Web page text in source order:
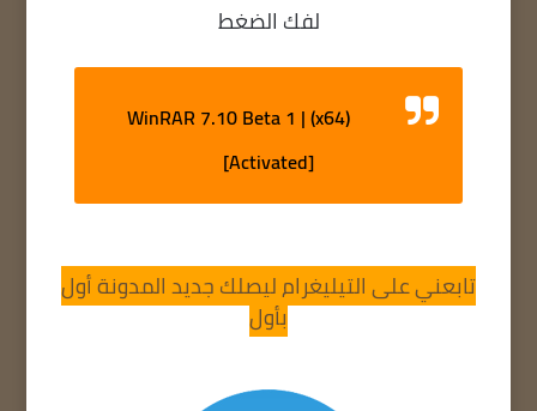
لفك الضغط
WinRAR 7.10 Beta 1 | (x64)
[Activated]
تابعني على التيليغرام ليصلك جديد المدونة أول
بأول